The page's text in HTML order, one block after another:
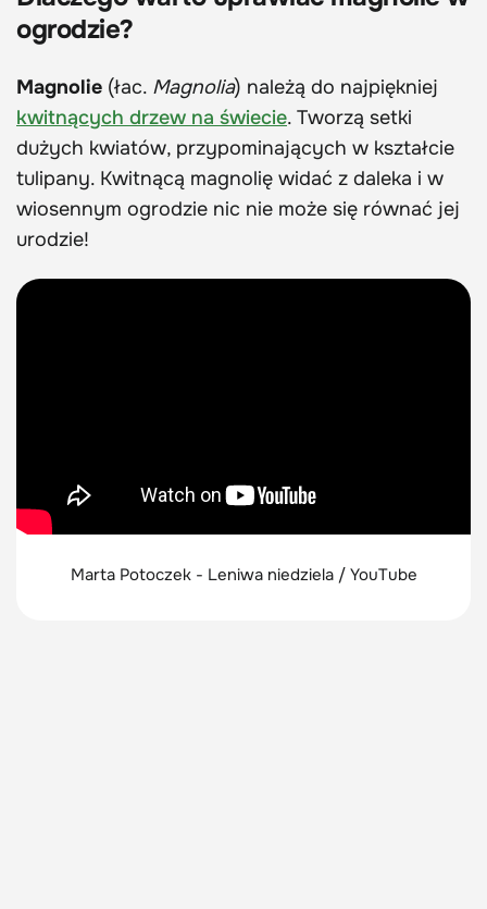
ogrodzie?
Magnolie (łac. Magnolia) należą do najpiękniej
kwitnących drzew na świecie. Tworzą setki
dużych kwiatów, przypominających w kształcie
tulipany. Kwitnącą magnolię widać z daleka i w
wiosennym ogrodzie nic nie może się równać jej
urodzie!
Marta Potoczek - Leniwa niedziela / YouTube